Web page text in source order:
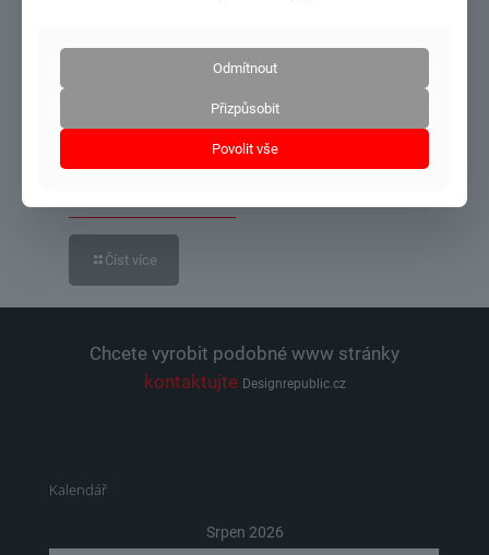
Číst více
Chcete vyrobit podobné www stránky
kontaktujte Designrepublic.cz
Kalendář
Srpen 2026
Odmítnout
Přizpůsobit
Povolit vše